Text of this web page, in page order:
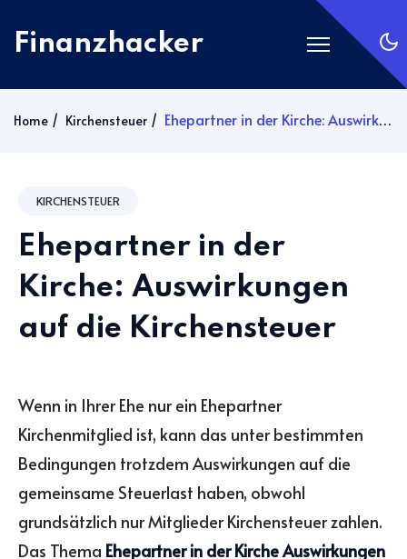
Finanzhacker
Silber
Anmelden
Abonnieren
Home Kirchensteuer Ehepartner in der Kirche: Auswirkungen auf die Kirchensteuer
KIRCHENSTEUER
Ehepartner in der
Kirche: Auswirkungen
auf die Kirchensteuer
Wenn in Ihrer Ehe nur ein Ehepartner
Kirchenmitglied ist, kann das unter bestimmten
Bedingungen trotzdem Auswirkungen auf die
gemeinsame Steuerlast haben, obwohl
grundsätzlich nur Mitglieder Kirchensteuer zahlen.
Das Thema Ehepartner in der Kirche Auswirkungen